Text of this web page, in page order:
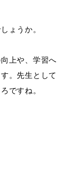
ょうか。
上や、学習へ
。先生として
ですね。